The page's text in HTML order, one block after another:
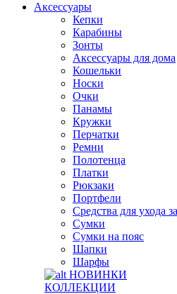
Аксессуары
Кепки
Карабины
Зонты
Аксессуары для дома
Кошельки
Носки
Очки
Панамы
Кружки
Перчатки
Ремни
Полотенца
Платки
Рюкзаки
Портфели
Средства для ухода
Сумки
Сумки на пояс
Шапки
Шарфы
НОВИНКИ
КОЛЛЕКЦИИ